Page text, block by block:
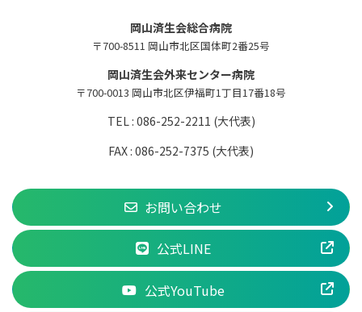
岡山済生会総合病院
〒700-8511 岡山市北区国体町2番25号
岡山済生会外来センター病院
〒700-0013 岡山市北区伊福町1丁目17番18号
TEL : 086-252-2211 (大代表)
FAX : 086-252-7375 (大代表)
お問い合わせ
公式LINE
公式YouTube